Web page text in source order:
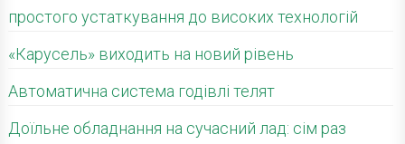
простого устаткування до високих технологій
«Карусель» виходить на новий рівень
Автоматична система годівлі телят
Доїльне обладнання на сучасний лад: сім раз